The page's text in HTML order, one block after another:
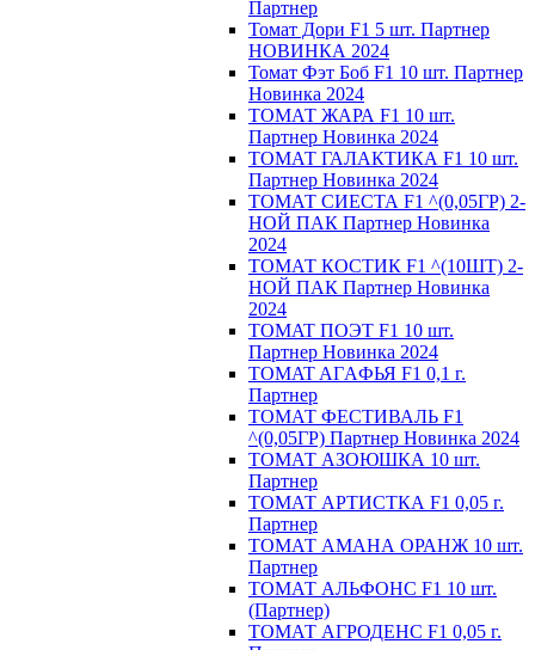
Партнер
Томат Дори F1 5 шт. Партнер
НОВИНКА 2024
Томат Фэт Боб F1 10 шт. Партнер
Новинка 2024
ТОМАТ ЖАРА F1 10 шт.
Партнер Новинка 2024
ТОМАТ ГАЛАКТИКА F1 10 шт.
Партнер Новинка 2024
ТОМАТ СИЕСТА F1 ^(0,05ГР) 2-
НОЙ ПАК Партнер Новинка
2024
ТОМАТ КОСТИК F1 ^(10ШТ) 2-
НОЙ ПАК Партнер Новинка
2024
TOMAT ПOЭT F1 10 шт.
Пapтнeр Новинка 2024
TOMAT AГAФЬЯ F1 0,1 г.
Пapтнep
ТОМАТ ФЕСТИВАЛЬ F1
^(0,05ГР) Партнер Новинка 2024
ТОМАТ АЗОЮШКА 10 шт.
Партнер
ТОМАТ АРТИСТКА F1 0,05 г.
Партнер
ТОМАТ АМАНА ОРАНЖ 10 шт.
Партнер
ТОМАТ АЛЬФОНС F1 10 шт.
(Партнер)
ТОМАТ АГРОДЕНС F1 0,05 г.